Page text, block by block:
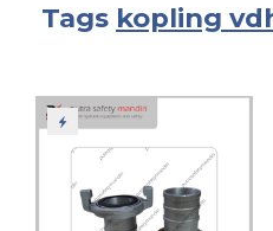
Tags kopling